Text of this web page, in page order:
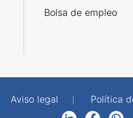
Bolsa de empleo
Aviso legal Política